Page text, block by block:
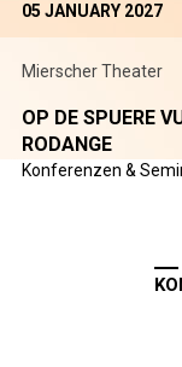
05 JANUARY 2027
Mierscher Theater
OP DE SPUERE
RODANGE
Konferenzen &